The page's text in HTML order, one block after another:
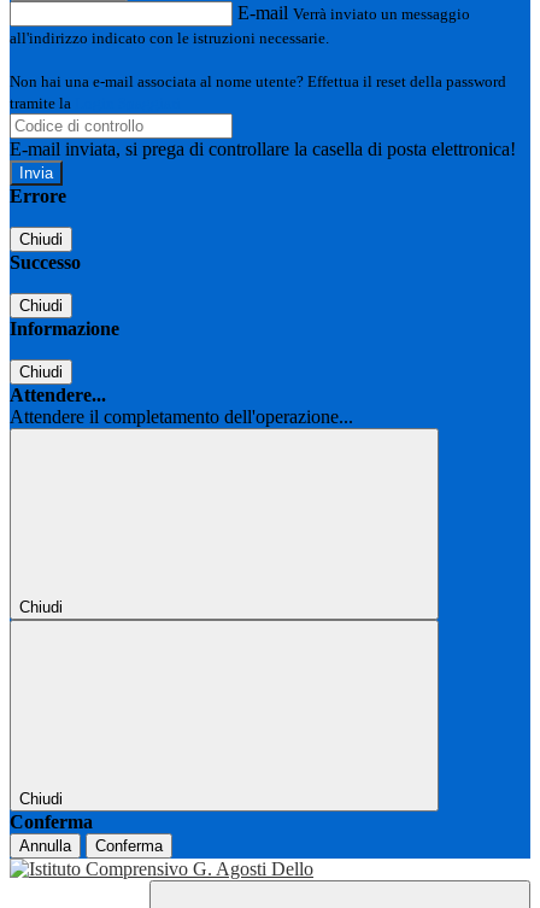
E-mail Verrà inviato un messaggio
all'indirizzo indicato con le istruzioni necessarie.
Non hai una e-mail associata al nome utente? Effettua il reset della password
tramite la
E-mail inviata, si prega di controllare la casella di posta elettronica!
Errore
Chiudi
Successo
Chiudi
Informazione
Chiudi
Attendere...
Attendere il completamento dell'operazione...
Chiudi
Chiudi
Conferma
Annulla Conferma